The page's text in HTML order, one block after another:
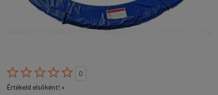

0
Értékeld elsőként! »